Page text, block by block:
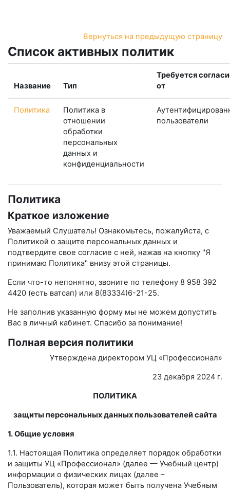
Вернуться на предыдущую страницу
Список активных политик
Название Тип
Требуется
от
Политика
Политика в
отношении
обработки
персональных
данных и
конфиденциальности
пользователи
Политика
Краткое изложение
Уважаемый Слушатель! Ознакомьтесь, пожалуйста, с
Политикой о защите персональных данных и
подтвердите свое согласие с ней, нажав на кнопку "Я
принимаю Политика" внизу этой страницы.
Если что-то непонятно, звоните по телефону 8 958 392
4420 (есть ватсап) или 8(83334)6-21-25.
Не заполнив указанную форму мы не можем допустить
Вас в личный кабинет. Спасибо за понимание!
Полная версия политики
Утверждена директором УЦ «Профессионал»
23 декабря 2024 г.
ПОЛИТИКА
защиты персональных данных пользователей сайта
1. Общие условия
1.1. Настоящая Политика определяет порядок обработки
и защиты УЦ «Профессионал» (далее — Учебный центр)
информации о физических лицах (далее –
Пользователь), которая может быть получена Учебным